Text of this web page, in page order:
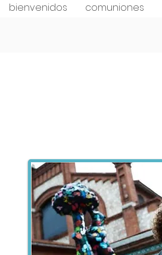
bienvenidos comuniones